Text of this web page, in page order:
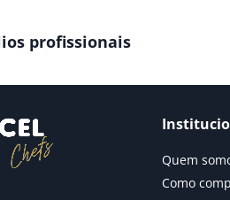
profissionais
Quem
Como